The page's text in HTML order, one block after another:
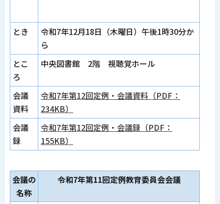
とき
令和7年12月18日（木曜日）午後1時30分か
ら
とこ
ろ
中央図書館 2階 視聴覚ホール
会議
資料
令和7年第12回定例・会議資料（PDF：
234KB）
会議
録
令和7年第12回定例・会議録（PDF：
155KB）
会議の
名称
令和7年第11回定例教育委員会会議